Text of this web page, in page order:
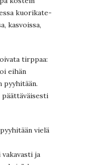
kuorikate-
kasvoissa,
tirppaa:
eihän
pyyhitään.
vielä
ja